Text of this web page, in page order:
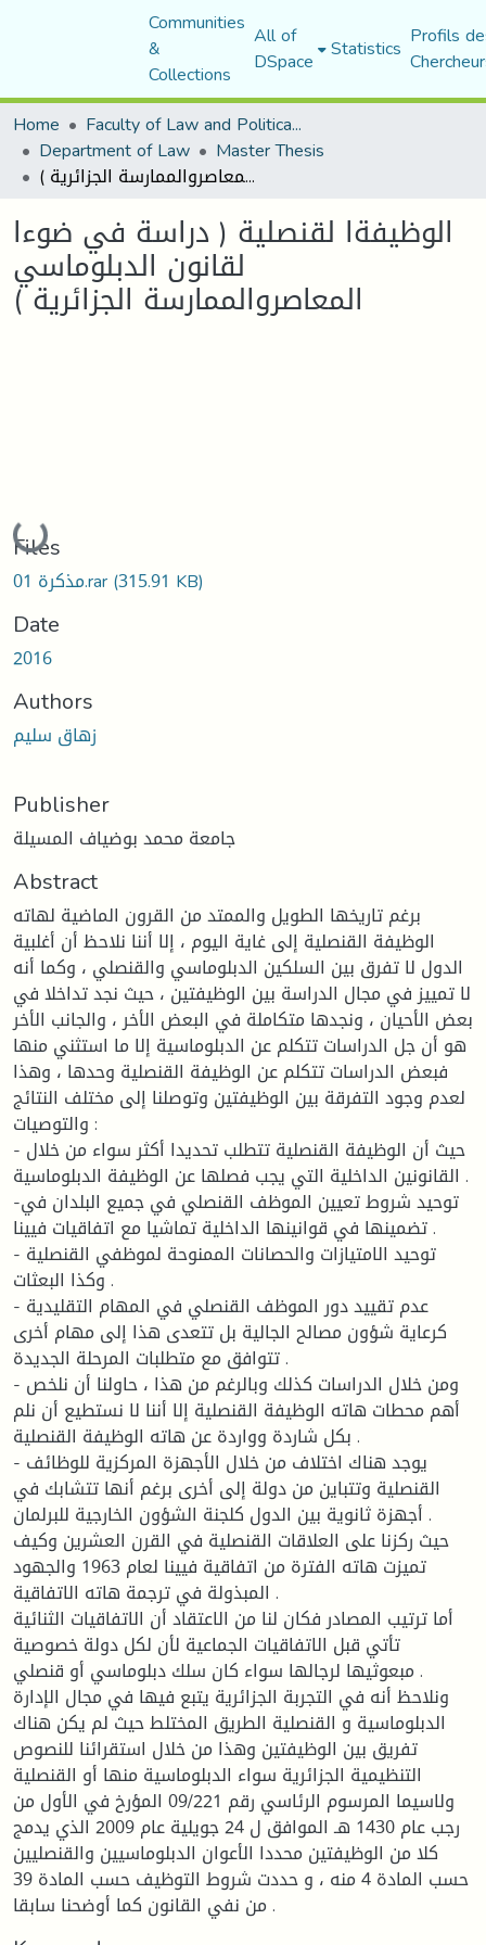
Communities
&
Collections
All of
DSpace Statistics Profils
Home
Faculty of Law and Political Science
Department of Law Master Thesis
الوظيفةا لقنصلية ( دراسة في ضوءا لقانون الدبلوماسي المعاصروالممارسة الجزائرية )
الوظيفةا لقنصلية ( دراسة في ضوءا
لقانون الدبلوماسي
المعاصروالممارسة الجزائرية )
Loading...
Files
مذكرة 01.rar(315.91 KB)
Date
2016
Authors
زهاق سليم
Publisher
جامعة محمد بوضياف المسيلة
Abstract
برغم تاريخها الطويل والممتد من القرون الماضية لهاته
الوظيفة القنصلية إلى غاية اليوم ، إلا أننا نلاحظ أن أغلبية
الدول لا تفرق بين السلكين الدبلوماسي والقنصلي ، وكما أنه
لا تمييز في مجال الدراسة بين الوظيفتين ، حيث نجد تداخلا في
بعض الأحيان ، ونجدها متكاملة في البعض الأخر ، والجانب الأخر
هو أن جل الدراسات تتكلم عن الدبلوماسية إلا ما استثني منها
فبعض الدراسات تتكلم عن الوظيفة القنصلية وحدها ، وهذا
لعدم وجود التفرقة بين الوظيفتين وتوصلنا إلى مختلف النتائج
والتوصيات :
- حيث أن الوظيفة القنصلية تتطلب تحديدا أكثر سواء من خلال
القانونين الداخلية التي يجب فصلها عن الوظيفة الدبلوماسية .
-توحيد شروط تعيين الموظف القنصلي في جميع البلدان في
تضمينها في قوانينها الداخلية تماشيا مع اتفاقيات فيينا .
- توحيد الامتيازات والحصانات الممنوحة لموظفي القنصلية
وكذا البعثات .
- عدم تقييد دور الموظف القنصلي في المهام التقليدية
كرعاية شؤون مصالح الجالية بل تتعدى هذا إلى مهام أخرى
تتوافق مع متطلبات المرحلة الجديدة .
- ومن خلال الدراسات كذلك وبالرغم من هذا ، حاولنا أن نلخص
أهم محطات هاته الوظيفة القنصلية إلا أننا لا نستطيع أن نلم
بكل شاردة وواردة عن هاته الوظيفة القنصلية .
- يوجد هناك اختلاف من خلال الأجهزة المركزية للوظائف
القنصلية وتتباين من دولة إلى أخرى برغم أنها تتشابك في
أجهزة ثانوية بين الدول كلجنة الشؤون الخارجية للبرلمان .
حيث ركزنا على العلاقات القنصلية في القرن العشرين وكيف
تميزت هاته الفترة من اتفاقية فيينا لعام 1963 والجهود
المبذولة في ترجمة هاته الاتفاقية .
أما ترتيب المصادر فكان لنا من الاعتقاد أن الاتفاقيات الثنائية
تأتي قبل الاتفاقيات الجماعية لأن لكل دولة خصوصية
مبعوثيها لرجالها سواء كان سلك دبلوماسي أو قنصلي .
ونلاحظ أنه في التجربة الجزائرية يتبع فيها في مجال الإدارة
الدبلوماسية و القنصلية الطريق المختلط حيث لم يكن هناك
تفريق بين الوظيفتين وهذا من خلال استقرائنا للنصوص
التنظيمية الجزائرية سواء الدبلوماسية منها أو القنصلية
ولاسيما المرسوم الرئاسي رقم 09/221 المؤرخ في الأول من
رجب عام 1430 هـ الموافق ل 24 جويلية عام 2009 الذي يدمج
كلا من الوظيفتين محددا الأعوان الدبلوماسيين والقنصليين
حسب المادة 4 منه ، و حددت شروط التوظيف حسب المادة 39
من نفي القانون كما أوضحنا سابقا .